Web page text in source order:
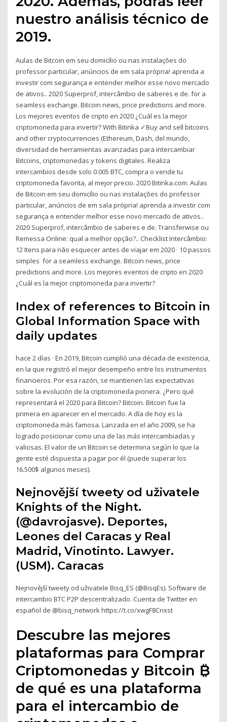
nuestro análisis técnico de
2019.
Aulas de Bitcoin em seu domicílio ou nas instalações do
professor particular, anúncios de em sala própria! aprenda a
investir com segurança e entender melhor esse novo mercado
de ativos.. 2020 Superprof, intercâmbio de saberes e de. for a
seamless exchange. Bitcoin news, price predictions and more.
Los mejores eventos de cripto en 2020 ¿Cuál es la mejor
criptomoneda para invertir? With Bitinka ✓Buy and sell bitcoins
and other cryptocurrencies (Ethereum, Dash, del mundo,
diversidad de herramientas avanzadas para intercambiar
Bitcoins, criptomonedas y tokens digitales. Realiza
intercambios desde solo 0.005 BTC, compra o vende tu
criptomoneda favorita, al mejor precio. 2020 Bitinka.com. Aulas
de Bitcoin em seu domicílio ou nas instalações do professor
particular, anúncios de em sala própria! aprenda a investir com
segurança e entender melhor esse novo mercado de ativos..
2020 Superprof, intercâmbio de saberes e de. Transferwise ou
Remessa Online: qual a melhor opção?.. Checklist Intercâmbio:
12 Itens para não esquecer antes de viajar em 2020 · 10 passos
simples for a seamless exchange. Bitcoin news, price
predictions and more. Los mejores eventos de cripto en 2020
¿Cuál es la mejor criptomoneda para invertir?
Index of references to Bitcoin in
Global Information Space with
daily updates
hace 2 días · En 2019, Bitcoin cumplió una década de existencia,
en la que registró el mejor desempeño entre los instrumentos
financieros. Por esa razón, se mantienen las expectativas
sobre la evolución de la criptomoneda pionera. ¿Pero qué
representará el 2020 para Bitcoin? Bitcoin. Bitcoin fue la
primera en aparecer en el mercado. A día de hoy es la
criptomoneda más famosa. Lanzada en el año 2009, se ha
logrado posicionar como una de las más intercambiadas y
valiosas. El valor de un Bitcoin se determina según lo que la
gente esté dispuesta a pagar por él (puede superar los
16.500$ algunos meses).
Nejnovější tweety od uživatele
Knights of the Night.
(@davrojasve). Deportes,
Leones del Caracas y Real
Madrid, Vinotinto. Lawyer.
(USM). Caracas
Nejnovější tweety od uživatele Bisq_ES (@BisqEs). Software de
intercambio BTC P2P descentralizado. Cuenta de Twitter en
español de @bisq_network https://t.co/xwgF8Cnxst
Descubre las mejores
plataformas para Comprar
Criptomonedas y Bitcoin ₿
de qué es una plataforma
para el intercambio de